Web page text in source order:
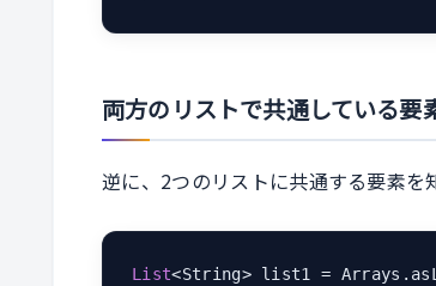
両方のリストで共通している要
逆に、2つのリストに共通する要素
List<String> list1 =